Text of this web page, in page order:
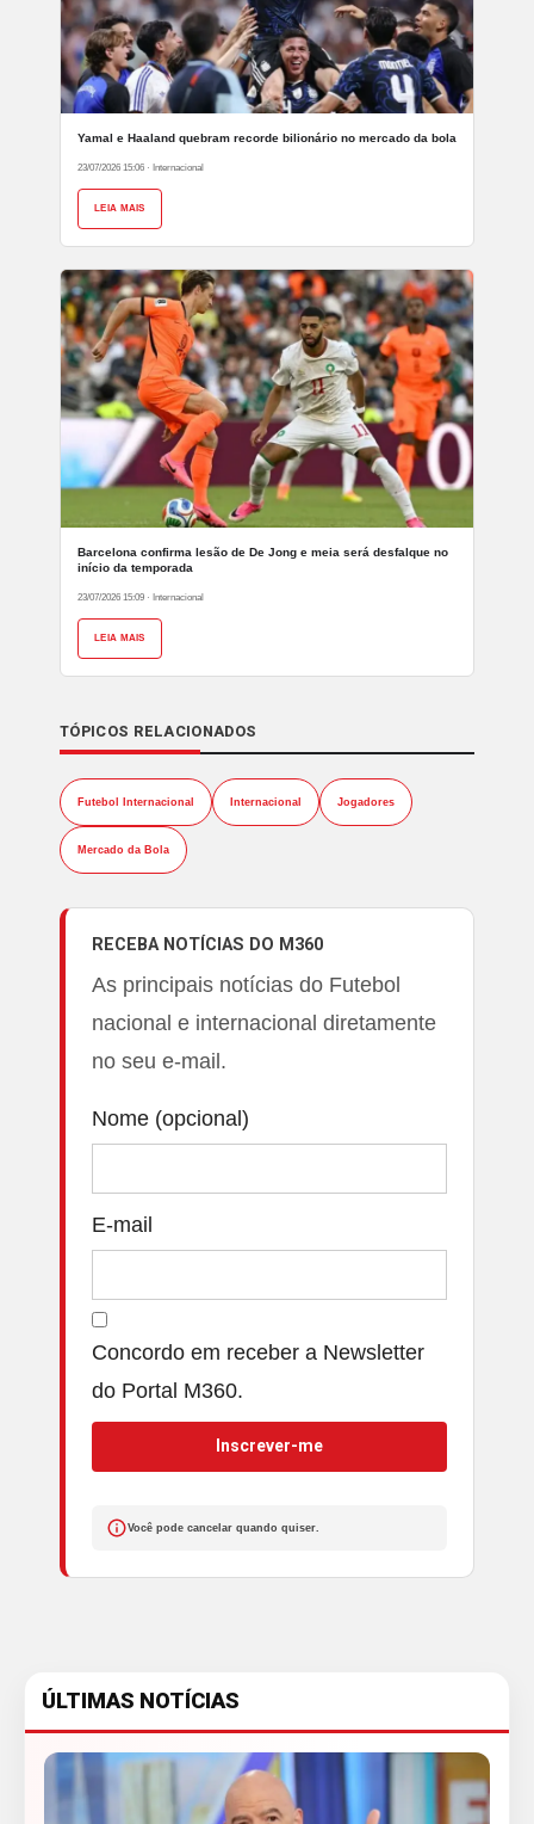
Yamal e Haaland quebram recorde bilionário no mercado da bola
23/07/2026 15:06 · Internacional
LEIA MAIS
Barcelona confirma lesão de De Jong e meia será desfalque no
início da temporada
23/07/2026 15:09 · Internacional
LEIA MAIS
TÓPICOS RELACIONADOS
Futebol Internacional Internacional Jogadores
Mercado da Bola
RECEBA NOTÍCIAS DO M360
As principais notícias do Futebol
nacional e internacional diretamente
no seu e-mail.
Nome (opcional)
E-mail
Concordo em receber a Newsletter
do Portal M360.
Inscrever-me
Você pode cancelar quando quiser.
ÚLTIMAS NOTÍCIAS